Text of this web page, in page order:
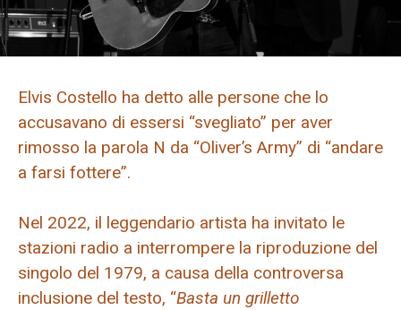
Elvis Costello ha detto alle persone che lo
accusavano di essersi “svegliato” per aver
rimosso la parola N da “Oliver’s Army” di “andare
a farsi fottere”.
Nel 2022, il leggendario artista ha invitato le
stazioni radio a interrompere la riproduzione del
singolo del 1979, a causa della controversa
inclusione del testo, “Basta un grilletto